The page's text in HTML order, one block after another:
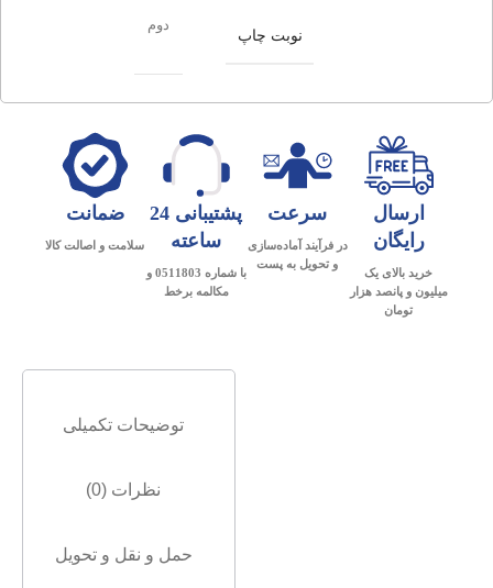
نوبت چاپ
دوم
ارسال
رایگان
خرید بالای یک
میلیون و پانصد هزار
تومان
سرعت
در فرآیند آماده‌سازی
و تحویل به پست
پشتیبانی 24
ساعته
با شماره 0511803 و
مکالمه برخط
ضمانت
سلامت و اصالت کالا
توضیحات تکمیلی
نظرات (0)
حمل و نقل و تحویل